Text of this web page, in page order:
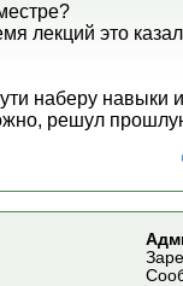
лекций это
наберу
решул